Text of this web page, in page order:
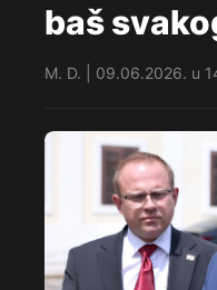
baš
M. D. | 09.06.2026. u